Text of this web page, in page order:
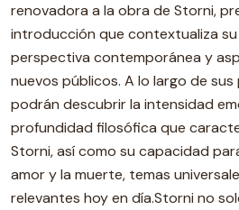
renovadora a la obra de Storni,
introducción que contextualiza
perspectiva contemporánea y
nuevos públicos. A lo largo de
podrán descubrir la intensidad
profundidad filosófica que
Storni, así como su capacidad
amor y la muerte, temas
relevantes hoy en día.Storni no